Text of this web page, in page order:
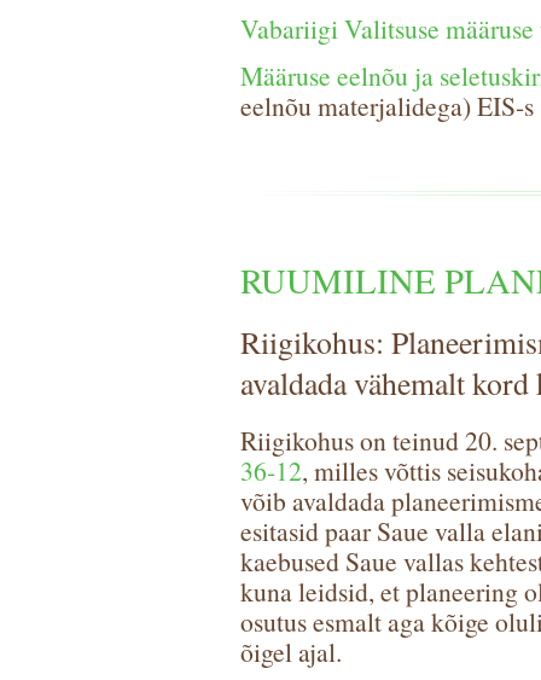
Vabariigi Valitsuse määruse
Määruse eelnõu ja
eelnõu materjalidega) EIS-s
RUUMILINE
Riigikohus:
avaldada vähemalt
Riigikohus on teinud 20.
36-12, milles võttis
võib avaldada
esitasid paar Saue valla
kaebused Saue vallas
kuna leidsid, et planeering
osutus esmalt aga kõige
õigel ajal.